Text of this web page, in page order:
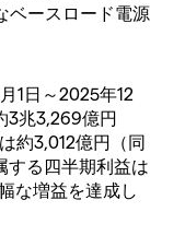
ベースロード電源
1日～2025年12
3兆3,269億円
約3,012億円（同
する四半期利益は
な増益を達成し